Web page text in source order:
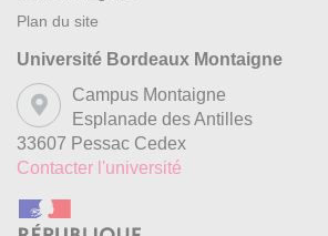
Plan du site
Université Bordeaux Montaigne
Campus Montaigne
Esplanade des Antilles
33607 Pessac Cedex
Contacter l'université